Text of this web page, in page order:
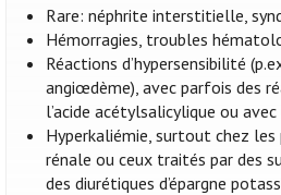
Rare: néphrite interstitielle,
Hémorragies, troubles
Réactions d’hypersensibilité
angiœdème), avec parfois des
l’acide acétylsalicylique ou
Hyperkaliémie, surtout chez
rénale ou ceux traités par des
des diurétiques d’épargne